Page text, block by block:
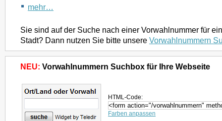
mehr…
Sie sind auf der Suche nach einer Vorwahlnummer für
Stadt? Dann nutzen Sie bitte unsere Vorwahlnummern
NEU: Vorwahlnummern Suchbox für Ihre Webseite
HTML-Code:
Farben anpassen